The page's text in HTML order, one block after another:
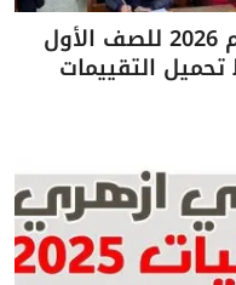
تقييمات وزارة التربية والتعليم 2026 للصف الأول
تحميل التقييمات